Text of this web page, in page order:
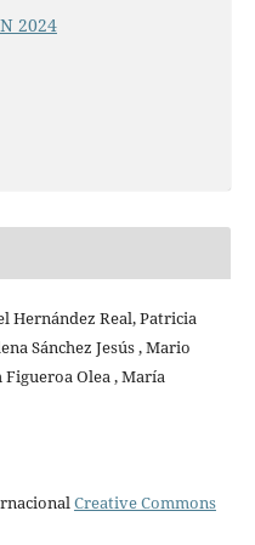
2024
Hernández Real, Patricia
Sánchez Jesús , Mario
Olea , María
Creative Commons